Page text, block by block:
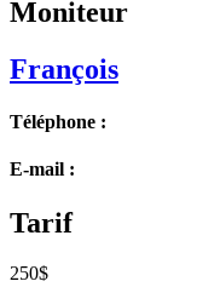
Moniteur
François
Téléphone :
E-mail :
Tarif
250$